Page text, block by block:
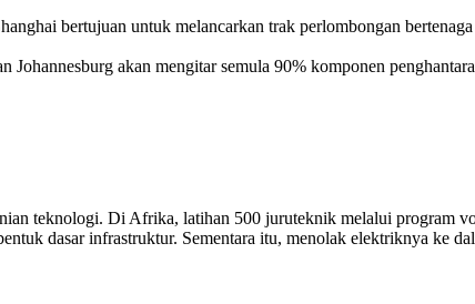
bertujuan untuk melancarkan trak perlombongan
Johannesburg akan mengitar semula 90% komponen
teknologi. Di Afrika, latihan 500 juruteknik melalui program
dasar infrastruktur. Sementara itu, menolak elektriknya ke